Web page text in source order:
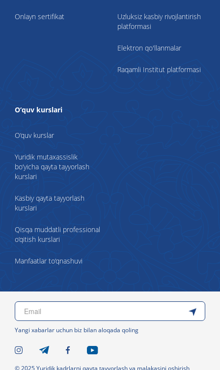
Onlayn sertifikat
Uzluksiz kasbiy rivojlantirish
platformasi
Elektron qo'llanmalar
Raqamli Institut platformasi
O‘quv kurslari
O‘quv kurslar
Yuridik mutaxassislik
bo‘yicha qayta tayyorlash
kurslari
Kasbiy qayta tayyorlash
kurslari
Qisqa muddatli professional
o‘qitish kurslari
Manfaatlar to‘qnashuvi
Yangi xabarlar uchun biz bilan aloqada qoling
© 2025 Yuridik kadrlarni qayta tayyorlash va malakasini oshirish